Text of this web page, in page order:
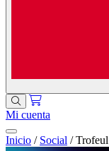
Mi cuenta
Inicio / Social /